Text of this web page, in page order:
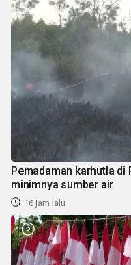
Pemadaman karhutla di
minimnya sumber air
16 jam lalu